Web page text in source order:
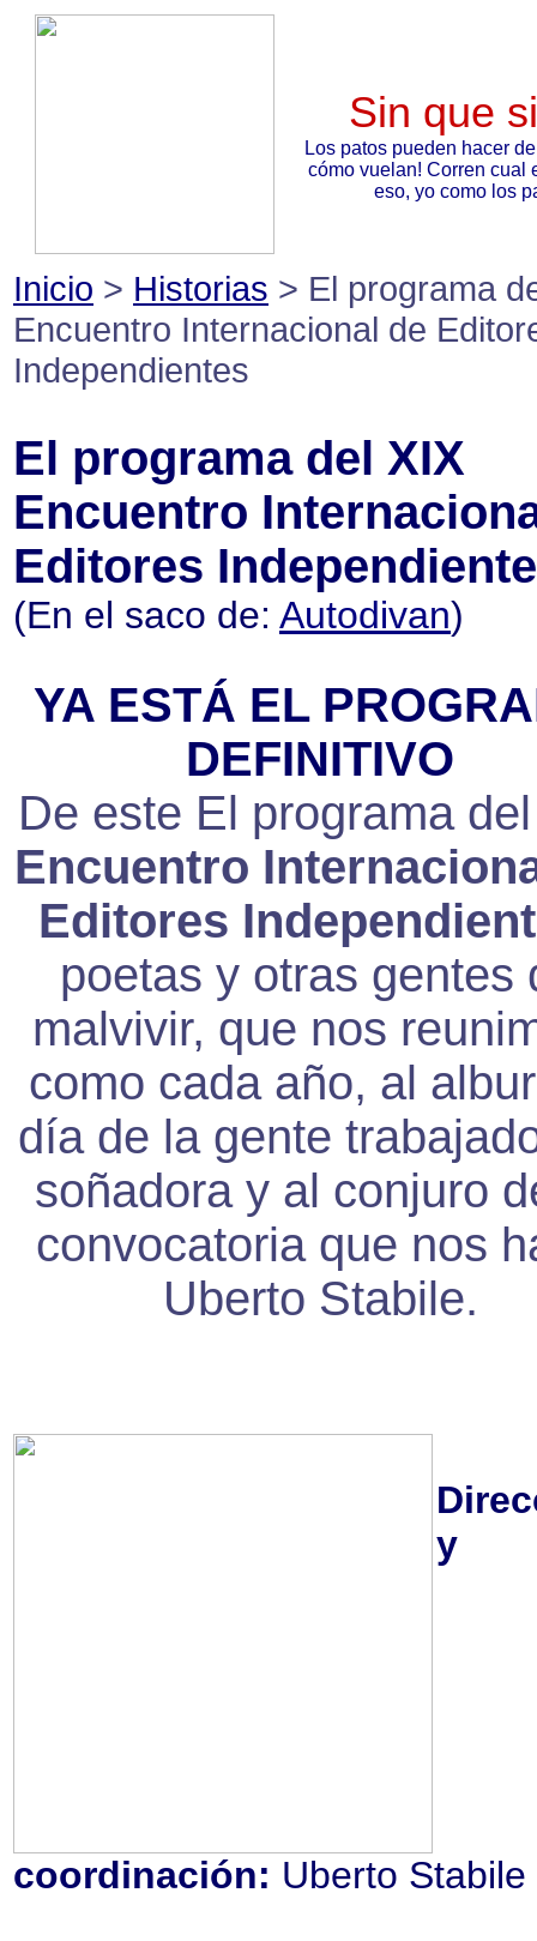
Sin que
Los patos pueden hacer
cómo vuelan! Corren cual
eso, yo como los
Inicio > Historias > El programa
Encuentro Internacional de
Independientes
El programa del XIX
Encuentro
Editores
(En el saco de: Autodivan)
YA ESTÁ EL
DEFINITIVO
De este El programa
Encuentro
Editores
poetas y otras gentes
malvivir, que nos
como cada año, al
día de la gente
soñadora y al conjuro
convocatoria que nos
Uberto Stabile.
y
coordinación: Uberto Stabile